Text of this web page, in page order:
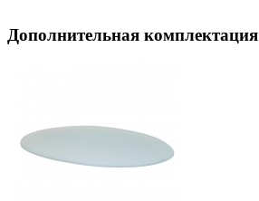
Дополнительная комплектация